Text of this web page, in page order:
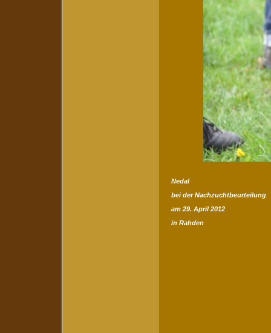
Nedal
bei der Nachzuchtbeurteilung
am 29. April 2012
in Rahden